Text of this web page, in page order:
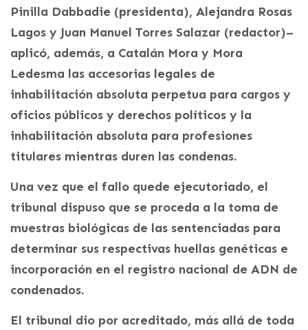
Pinilla Dabbadie (presidenta), Alejandra Rosas
Lagos y Juan Manuel Torres Salazar (redactor)–
aplicó, además, a Catalán Mora y Mora
Ledesma las accesorias legales de
inhabilitación absoluta perpetua para cargos y
oficios públicos y derechos políticos y la
inhabilitación absoluta para profesiones
titulares mientras duren las condenas.
Una vez que el fallo quede ejecutoriado, el
tribunal dispuso que se proceda a la toma de
muestras biológicas de las sentenciadas para
determinar sus respectivas huellas genéticas e
incorporación en el registro nacional de ADN de
condenados.
El tribunal dio por acreditado, más allá de toda